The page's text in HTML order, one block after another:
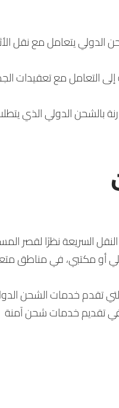
الدولي يتعامل مع نقل
التعامل مع تعقيدات
بالشحن الدولي الذي
السريعة نظرًا لقصر
أو مكتبي، في مناطق
تقدم خدمات الشحن
تقديم خدمات شحن آمنة